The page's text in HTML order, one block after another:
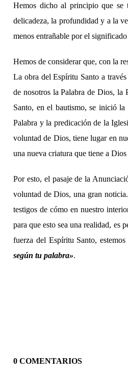
Hemos dicho al principio que se
delicadeza, la profundidad y a la
menos entrañable por el
Hemos de considerar que, con la
La obra del Espíritu Santo a
de nosotros la Palabra de Dios, la
Santo, en el bautismo, se inició
Palabra y la predicación de la
voluntad de Dios, tiene lugar en
una nueva criatura que tiene a
Por esto, el pasaje de la
voluntad de Dios, una gran
testigos de cómo en nuestro
para que esto sea una realidad, es
fuerza del Espíritu Santo,
según tu palabra».
0 COMENTARIOS